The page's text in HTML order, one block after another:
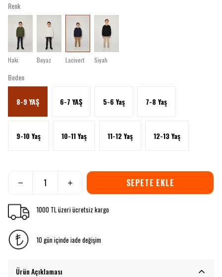
Renk
Haki Beyaz Lacivert Siyah
Beden
8-9 YAŞ 6-7 YAŞ 5-6 Yaş 7-8 Yaş
9-10 Yaş 10-11 Yaş 11-12 Yaş 12-13 Yaş
SEPETE EKLE
1000 TL üzeri ücretsiz kargo
10 gün içinde iade değişim
Ürün Açıklaması